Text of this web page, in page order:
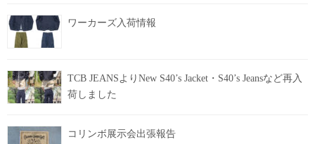
ワーカーズ入荷情報
TCB JEANSよりNew S40’s Jacket・S40’s Jeansなど再入
荷しました
コリンボ展示会出張報告